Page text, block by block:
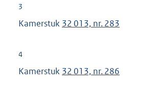
3
Kamerstuk 32 013, nr. 283
4
Kamerstuk 32 013, nr. 286